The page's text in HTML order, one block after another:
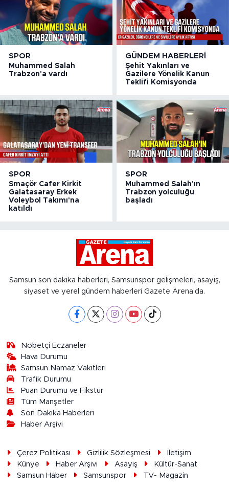
SPOR
Muhammed Salah
Trabzon'a vardı
GÜNDEM HABERLERI
Şehit Yakınları ve
Gazilere Yönelik Kanun
Teklifi Komisyonda
SPOR
Smaçör Cafer Kirkit
Galatasaray Erkek
Voleybol Takımı'na
katıldı
SPOR
Muhammed Salah'ın
Trabzon yolculuğu
başladı
Samsun son dakika haberleri, Samsunspor gelişmeleri, asayiş,
siyaset ve yerel gündem haberleri Gazete Arena’da.
Nöbetçi Eczaneler
Hava Durumu
Samsun Namaz Vakitleri
Trafik Durumu
Puan Durumu ve Fikstür
Tüm Manşetler
Son Dakika Haberleri
Haber Arşivi
Çerez Politikası Gizlilik Sözleşmesi
İletişim
Künye
Haber Arşivi Asayiş
Kültür-Sanat
Samsun Haber
Samsunspor TV- Magazin